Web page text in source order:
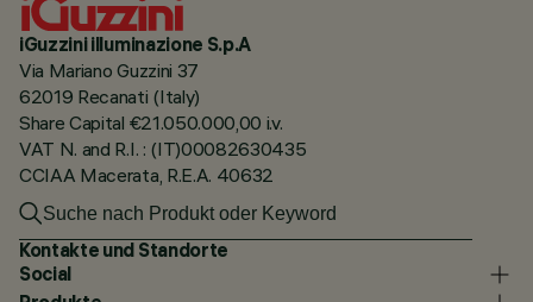
iGuzzini illuminazione S.p.A
Via Mariano Guzzini 37
62019 Recanati (Italy)
Share Capital €21.050.000,00 i.v.
VAT N. and R.I. : (IT)00082630435
CCIAA Macerata, R.E.A. 40632
Kontakte und Standorte
Social